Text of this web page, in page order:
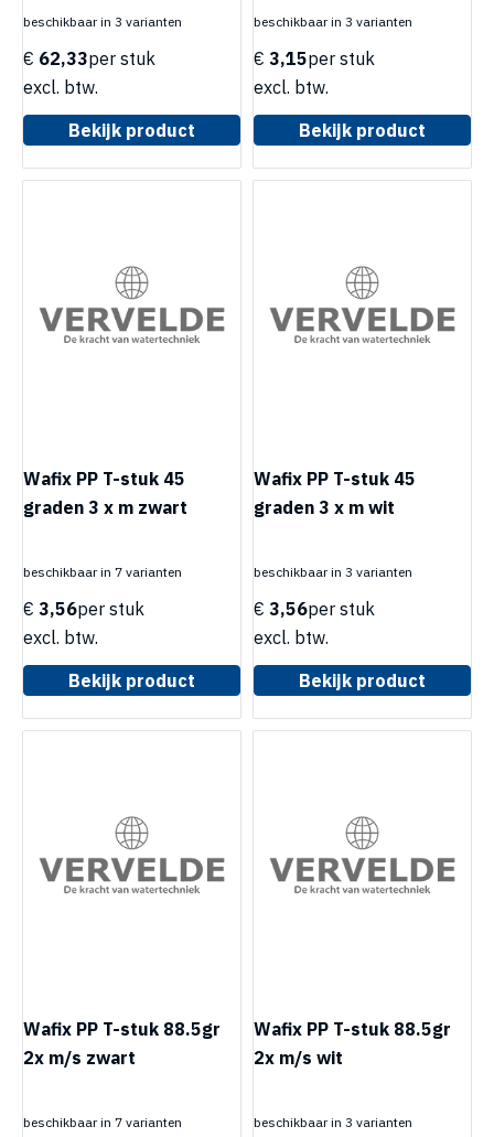
beschikbaar in 3 varianten
€ 62,33per stuk
excl. btw.
Bekijk product
beschikbaar in 3 varianten
€ 3,15per stuk
excl. btw.
Bekijk product
Wafix PP T-stuk 45
graden 3 x m zwart
beschikbaar in 7 varianten
€ 3,56per stuk
excl. btw.
Bekijk product
Wafix PP T-stuk 45
graden 3 x m wit
beschikbaar in 3 varianten
€ 3,56per stuk
excl. btw.
Bekijk product
Wafix PP T-stuk 88.5gr
2x m/s zwart
beschikbaar in 7 varianten
Wafix PP T-stuk 88.5gr
2x m/s wit
beschikbaar in 3 varianten